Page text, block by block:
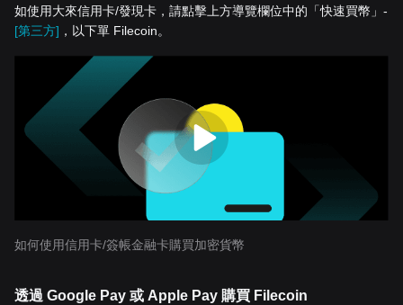
如使用大來信用卡/發現卡，請點擊上方導覽欄位中的「快速買幣」-
[第三方] ，以下單 Filecoin。
如何使用信用卡/簽帳金融卡購買加密貨幣
透過 Google Pay 或 Apple Pay 購買 Filecoin